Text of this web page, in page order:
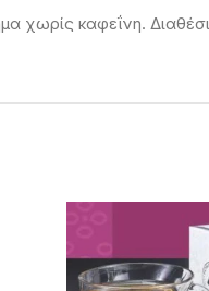
χωρίς καφεΐνη.